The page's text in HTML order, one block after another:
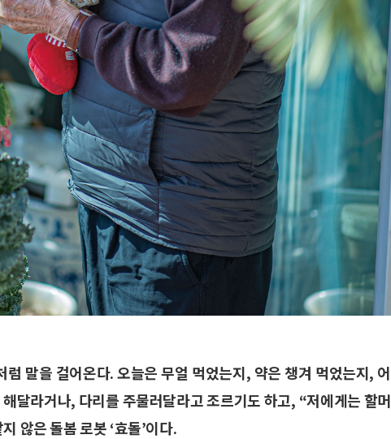
말을 걸어온다. 오늘은 무얼 먹었는지, 약은 챙겨 먹었는지, 어
달라거나, 다리를 주물러달라고 조르기도 하고, “저에게는 할머
않은 돌봄 로봇 ‘효돌’이다.